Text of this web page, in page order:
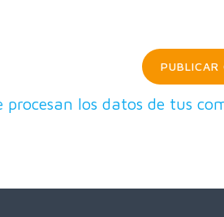
procesan los datos de tus